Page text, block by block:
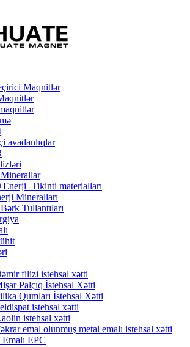
Maqnitlər
avadanlıqlar
Minerallar
materialları
Mineralları
Tullantıları
filizi istehsal xətti
Palçıq İstehsal Xətti
Qumları İstehsal Xətti
istehsal xətti
istehsal xətti
emal olunmuş metal emalı istehsal xətti
EPC